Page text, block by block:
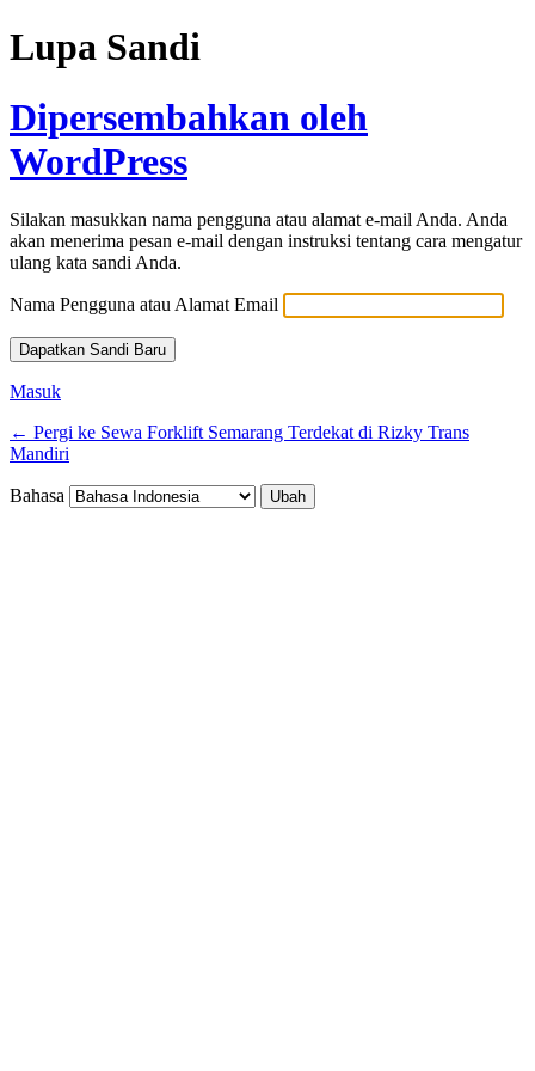
Lupa Sandi
Dipersembahkan oleh
WordPress
Silakan masukkan nama pengguna atau alamat e-mail Anda. Anda
akan menerima pesan e-mail dengan instruksi tentang cara mengatur
ulang kata sandi Anda.
Nama Pengguna atau Alamat Email
Masuk
← Pergi ke Sewa Forklift Semarang Terdekat di Rizky Trans
Mandiri
Bahasa